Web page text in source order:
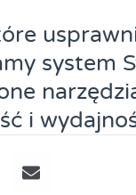
system
i